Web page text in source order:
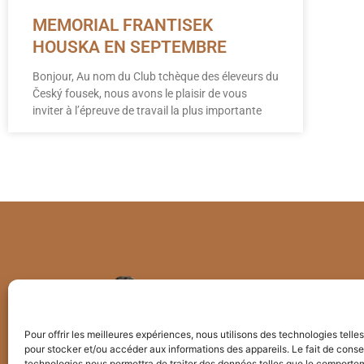
Pour offrir les meilleures expériences, nous utilisons des technologies
pour stocker et/ou accéder aux informations des appareils. Le fait de
MEMORIAL FRANTISEK
HOUSKA EN SEPTEMBRE
Bonjour, Au nom du Club tchèque des éleveurs du
Český fousek, nous avons le plaisir de vous
inviter à l’épreuve de travail la plus importante